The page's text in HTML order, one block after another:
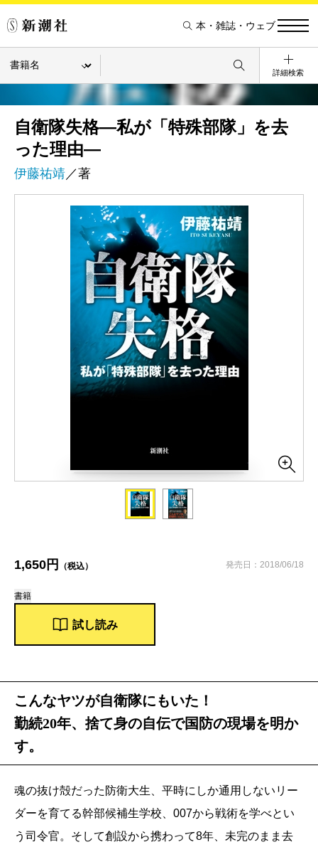
本・雑誌・ウェブ
詳細検索
自衛隊失格―私が「特殊部隊」を去
った理由―
伊藤祐靖／著
1,650円 （税込） 発売日：2018/06/18
書籍
試し読み
こんなヤツが自衛隊にもいた！
勤続20年、捨て身の自伝で国防の現場を明か
す。
魂の抜け殻だった防衛大生、平時にしか通用しないリー
ダーを育てる幹部候補生学校、007から戦術を学べとい
う司令官。そして創設から携わって8年、未完のまま去